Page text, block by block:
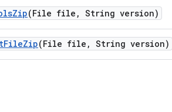
Zip(File file , String version)
FileZip(File file , String version)